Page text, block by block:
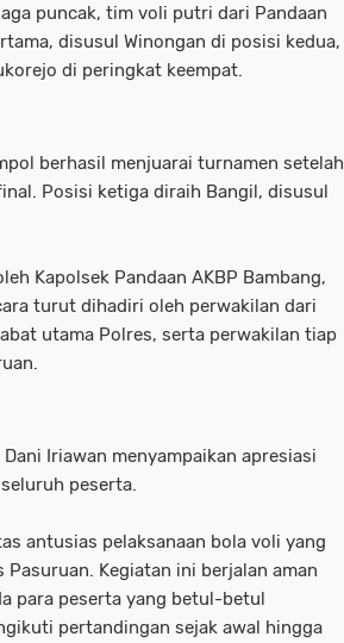
puncak, tim voli putri dari Pandaan
disusul Winongan di posisi kedua,
di peringkat keempat.
berhasil menjuarai turnamen setelah
Posisi ketiga diraih Bangil, disusul
Kapolsek Pandaan AKBP Bambang,
turut dihadiri oleh perwakilan dari
utama Polres, serta perwakilan tiap
Iriawan menyampaikan apresiasi
peserta.
antusias pelaksanaan bola voli yang
Kegiatan ini berjalan aman
para peserta yang betul-betul
pertandingan sejak awal hingga